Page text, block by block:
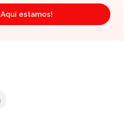
Aquí estamos!